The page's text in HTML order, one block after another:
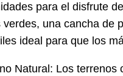
para el disfrute
verdes, una cancha de
ideal para que los
Natural: Los terrenos